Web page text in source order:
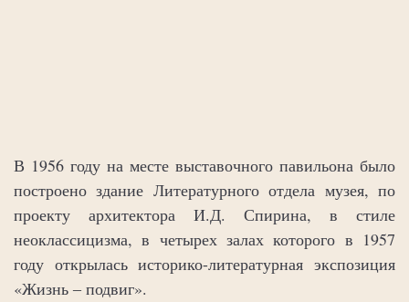
В 1956 году на месте выставочного павильона было
построено здание Литературного отдела музея, по
проекту архитектора И.Д. Спирина, в стиле
неоклассицизма, в четырех залах которого в 1957
году открылась историко-литературная экспозиция
«Жизнь ‒ подвиг».